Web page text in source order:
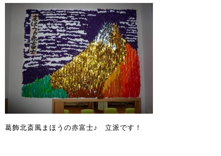
葛飾北斎風まほうの赤富士♪ 立派です！